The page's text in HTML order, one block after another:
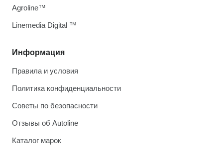
Информация
Правила и условия
Политика конфиденциальности
Советы по безопасности
Отзывы об Autoline
Каталог марок
Agroline™
Linemedia Digital ™